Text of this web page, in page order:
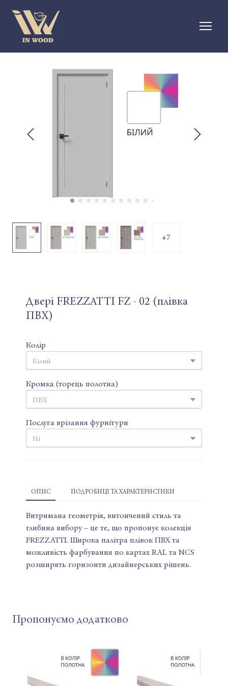
+7
Двері FREZZATTI FZ - 02 (плівка
ПВХ)
Колір
Кромка (торець полотна)
Послуга врізання фурнітури
ОПИС ПОДРОБИЦІ ТА ХАРАКТЕРИСТИКИ
Витримана геометрія, витончений стиль та
глибина вибору – це те, що пропонує колекція
FREZZATTI. Широка палітра плівок ПВХ та
можливість фарбування по картах RAL та NCS
розширять горизонти дизайнерських рішень.
Пропонуємо додатково